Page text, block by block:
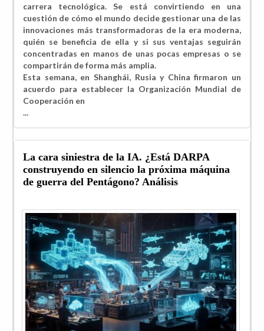
carrera tecnológica. Se está convirtiendo en una
cuestión de cómo el mundo decide gestionar una de las
innovaciones más transformadoras de la era moderna,
quién se beneficia de ella y si sus ventajas seguirán
concentradas en manos de unas pocas empresas o se
compartirán de forma más amplia.
Esta semana, en Shanghái, Rusia y China firmaron un
acuerdo para establecer la Organización Mundial de
Cooperación en
...
La cara siniestra de la IA. ¿Está DARPA
construyendo en silencio la próxima máquina
de guerra del Pentágono? Análisis